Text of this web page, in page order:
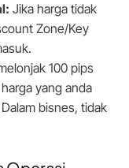
Jika harga tidak
Zone/Key
100 pips
yang anda
bisnes, tidak